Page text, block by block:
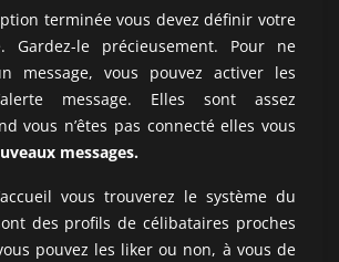
terminée vous devez définir votre
Gardez-le précieusement. Pour ne
message, vous pouvez activer les
message. Elles sont assez
vous n’êtes pas connecté elles vous
messages.
vous trouverez le système du
des profils de célibataires proches
pouvez les liker ou non, à vous de